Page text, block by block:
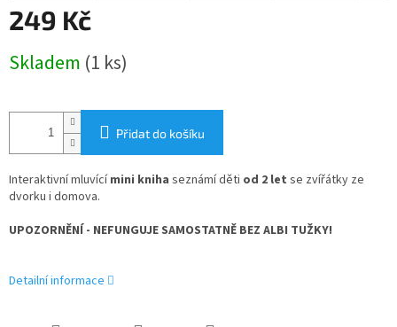
249 Kč
cena:
Skladem (1 ks)
Přidat do košíku
Interaktivní mluvící mini kniha seznámí děti od 2 let se zvířátky ze
dvorku i domova.
UPOZORNĚNÍ - NEFUNGUJE SAMOSTATNĚ BEZ ALBI TUŽKY!
Detailní informace